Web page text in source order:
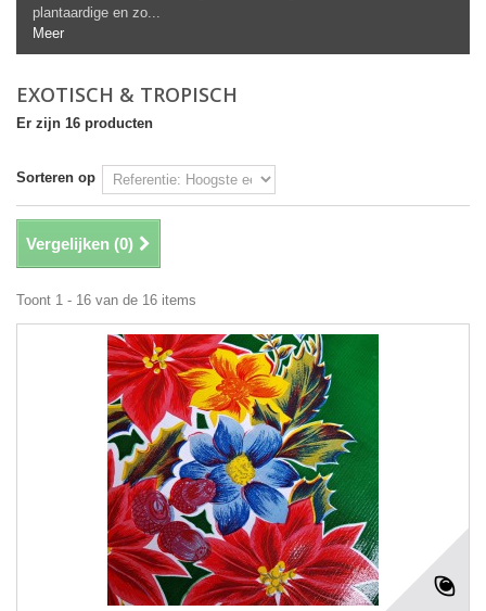
plantaardige en zo...
Meer
EXOTISCH & TROPISCH
Er zijn 16 producten
Sorteren op
Vergelijken (0)
Toont 1 - 16 van de 16 items